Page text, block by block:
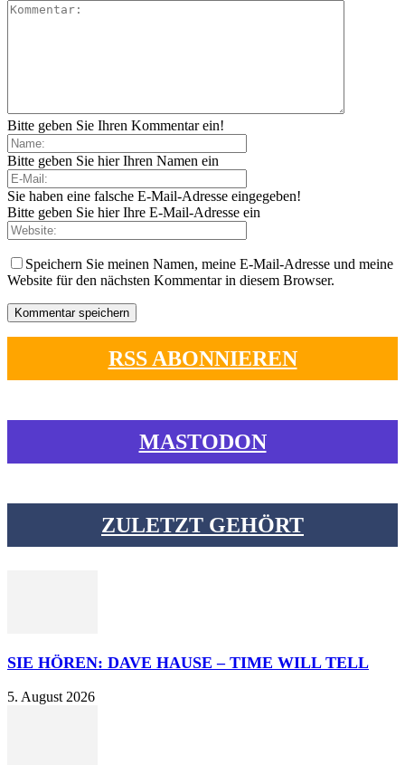
Bitte geben Sie Ihren Kommentar ein!
Bitte geben Sie hier Ihren Namen ein
Sie haben eine falsche E-Mail-Adresse eingegeben!
Bitte geben Sie hier Ihre E-Mail-Adresse ein
Speichern Sie meinen Namen, meine E-Mail-Adresse und meine
Website für den nächsten Kommentar in diesem Browser.
RSS ABONNIEREN
MASTODON
ZULETZT GEHÖRT
SIE HÖREN: DAVE HAUSE – TIME WILL TELL
5. August 2026